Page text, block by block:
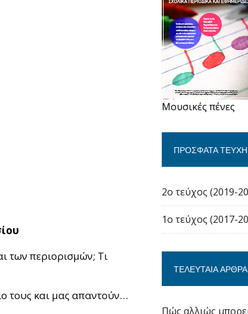
των περιορισμών; Τι
τους και μας απαντούν…
Μουσικές πένες
ΠΡΌΣΦΑΤΑ ΤΕΎΧΗ
2ο τεύχος (2019-
1ο τεύχος (2017-
ΤΕΛΕΥΤΑΊΑ ΆΡΘΡΑ
Πώς αλλιώς